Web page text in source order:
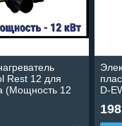
Rest 12 для
(Мощность 12
D-